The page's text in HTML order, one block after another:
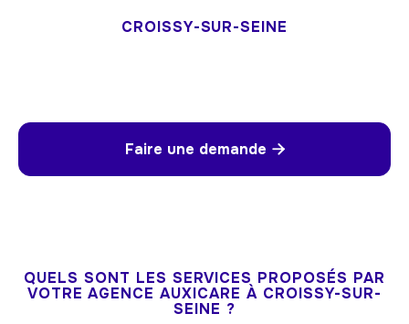
CROISSY-SUR-SEINE
Faire une demande 
QUELS SONT LES SERVICES PROPOSÉS PAR
VOTRE AGENCE AUXICARE À CROISSY-SUR-
SEINE ?